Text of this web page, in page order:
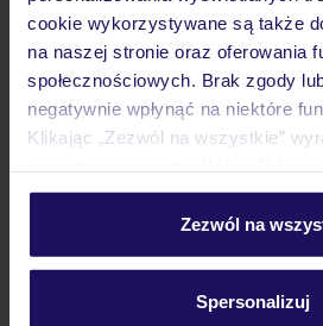
cookie wykorzystywane są także
na naszej stronie oraz oferowania
społecznościowych. Brak zgody
negatywnie wpłynąć na niektóre
Klikając „Zezwól na wszystkie”
personalizować swój wybór
Szczegółowe informacje o plikach
Zezwól na
Spersonalizuj
Opinie
Wyżywienie